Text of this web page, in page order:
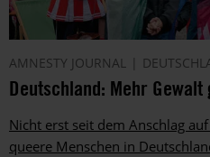
AMNESTY JOURNAL
Deutschland: Mehr
Nicht erst seit dem Anschlag
queere Menschen in